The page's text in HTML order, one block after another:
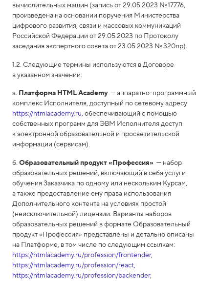
вычислительных машин (запись от 29.05.2023 № 17776,
произведена на основании поручения Министерства
цифрового развития, связи и массовых коммуникаций
Российской Федерации от 29.05.2023 по Протоколу
заседания экспертного совета от 23.05.2023 № 320пр).
1.2. Следующие термины используются в Договоре
в указанном значении:
а. Платформа HTML Academy— аппаратно-программный
комплекс Исполнителя, доступный по сетевому адресу
https://htmlacademy.ru, обеспечивающий с помощью
собственных программ для ЭВМ Исполнителя доступ
к электронной образовательной и просветительской
информации (сервисам).
б. Образовательный продукт «Профессия» — набор
образовательных решений, включающий в себя услуги
обучения Заказчика по одному или нескольким Курсам,
а также предоставление ему права использования
Дополнительного контента на условиях простой
(неисключительной) лицензии. Варианты наборов
образовательных решений в формате Образовательный
продукт «Профессия» представлены и детально описаны
на Платформе, в том числе по следующим ссылкам:
https://htmlacademy.ru/profession/frontender,
https://htmlacademy.ru/profession/react,
https://htmlacademy.ru/profession/backender,